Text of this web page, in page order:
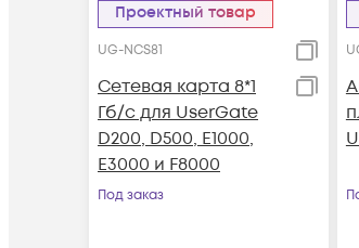
Проектный товар
UG-NCS81
Сетевая карта 8*1
Гб/c для UserGate
D200, D500, E1000,
E3000 и F8000
Под заказ